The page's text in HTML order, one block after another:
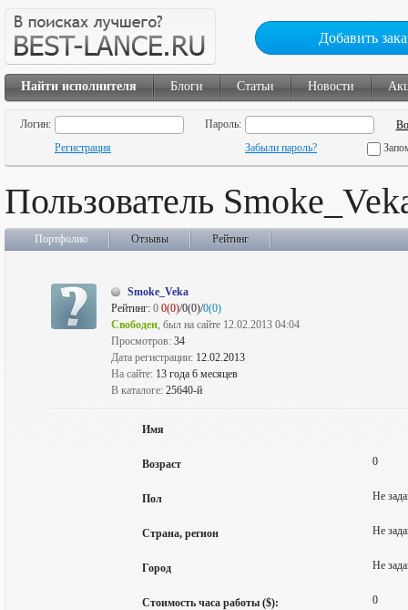
Добавить
Найти исполнителя Блоги Статьи Новости
Логин:
Пароль:
Регистрация
Забыли пароль?
Пользователь
Портфолио Отзывы Рейтинг
Smoke_Veka
Рейтинг: 0 0(0)/0(0)/0(0)
Свободен, был на сайте 12.02.2013 04:04
Просмотров: 34
Дата регистрации: 12.02.2013
На сайте: 13 года 6 месяцев
В каталоге: 25640-й
Имя
Возраст 0
Пол Не
Страна, регион Не
Город Не
Стоимость часа работы ($): 0